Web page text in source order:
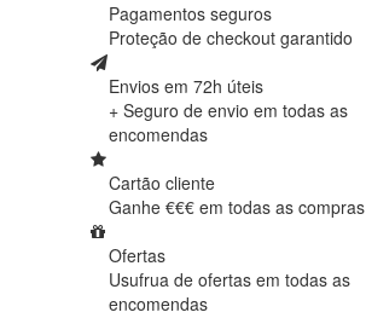
Pagamentos seguros
Proteção de checkout garantido
Envios em 72h úteis
+ Seguro de envio em todas as
encomendas
Cartão cliente
Ganhe €€€ em todas as compras
Ofertas
Usufrua de ofertas em todas as
encomendas